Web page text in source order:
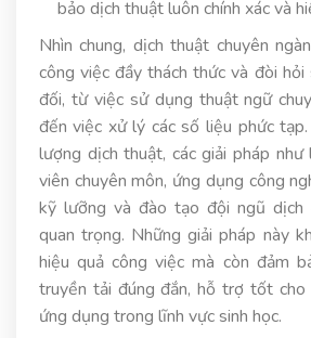
bảo dịch thuật luôn chính xác và
Nhìn chung, dịch thuật chuyên
công việc đầy thách thức và đòi
đối, từ việc sử dụng thuật ngữ
đến việc xử lý các số liệu phức
lượng dịch thuật, các giải pháp như
viên chuyên môn, ứng dụng công
kỹ lưỡng và đào tạo đội ngũ
quan trọng. Những giải pháp này
hiệu quả công việc mà còn đảm
truyền tải đúng đắn, hỗ trợ tốt cho
ứng dụng trong lĩnh vực sinh học.